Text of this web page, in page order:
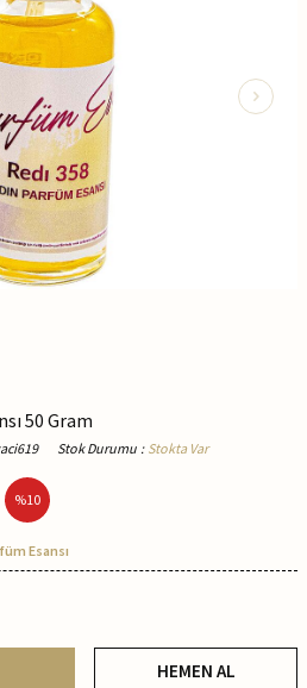
50 Gram
Stok Durumu : Stokta Var
%10
Esansı
HEMEN AL